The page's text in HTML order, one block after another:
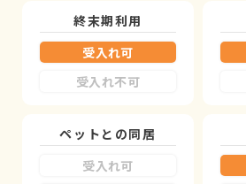
終末期利用
受入れ可
受入れ不可
ペットとの同居
受入れ可